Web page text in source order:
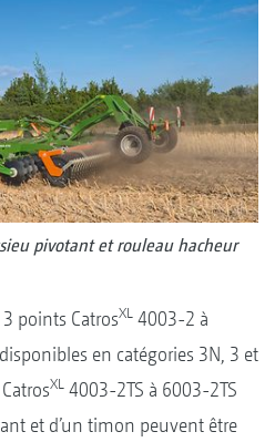
pivotant et rouleau hacheur
points CatrosXL 4003-2 à
en catégories 3N, 3 et
XL 4003-2TS à 6003-2TS
et d’un timon peuvent être